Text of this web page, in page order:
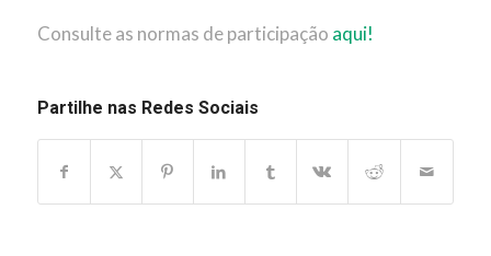
Consulte as normas de participação aqui!
Partilhe nas Redes Sociais